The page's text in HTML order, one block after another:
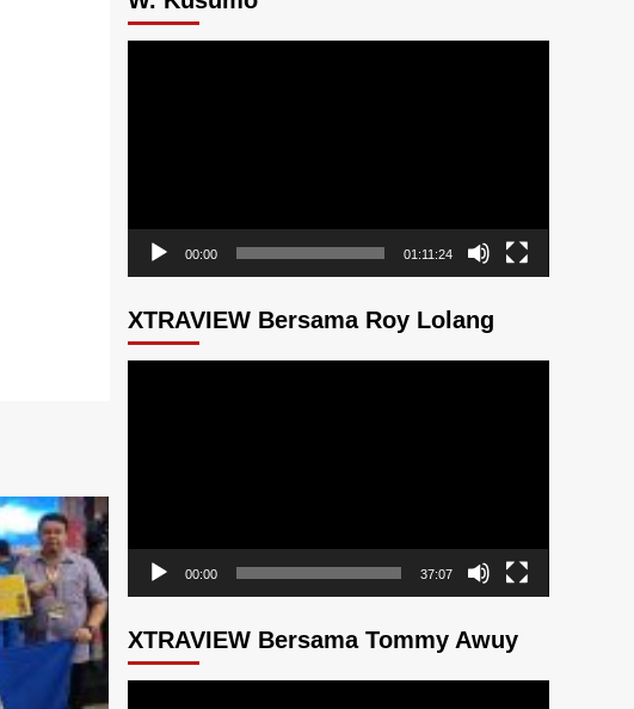
00:00 01:11:24
XTRAVIEW Bersama Roy Lolang
00:00 37:07
XTRAVIEW Bersama Tommy Awuy